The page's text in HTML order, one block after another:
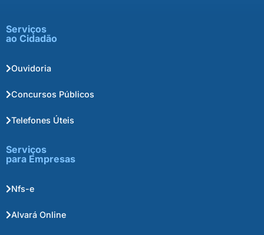
Serviços
ao Cidadão
Ouvidoria
Concursos Públicos
Telefones Úteis
Serviços
para Empresas
Nfs-e
Alvará Online